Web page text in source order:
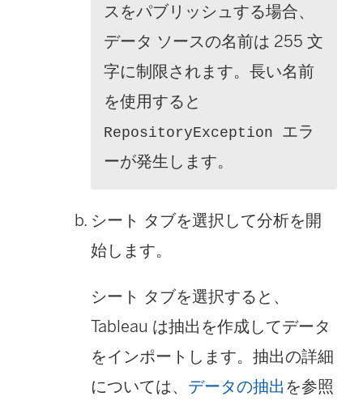
スをパブリッシュする場合、
データ ソースの名前は 255 文
字に制限されます。長い名前
を使用すると
RepositoryException エラ
ーが発生します。
シート タブを選択して分析を開
始します。
シート タブを選択すると、
Tableau は抽出を作成してデータ
をインポートします。抽出の詳細
については、 データの抽出 を参照